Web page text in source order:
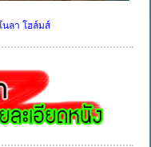
นลา โฮล์มส์